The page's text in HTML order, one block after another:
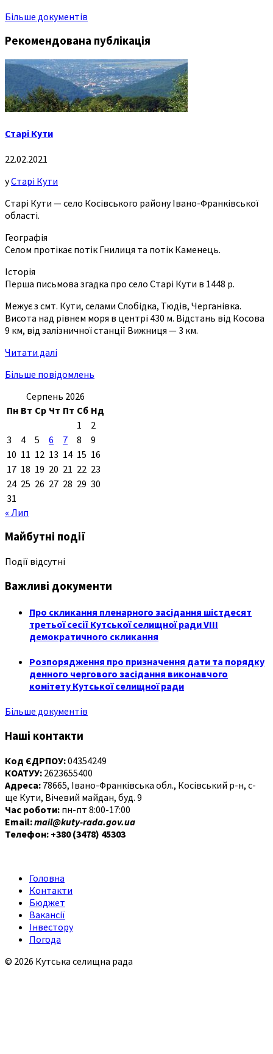
Більше документів
Рекомендована публікація
Старі Кути
22.02.2021
уСтарі Кути
Старі Кути — село Косівського району Івано-Франківської
області.
Географія
Селом протікає потік Гнилиця та потік Каменець.
Історія
Перша письмова згадка про село Старі Кути в 1448 р.
Межує з смт. Кути, селами Слобідка, Тюдів, Черганівка.
Висота над рівнем моря в центрі 430 м. Відстань від Косова
9 км, від залізничної станції Вижниця — 3 км.
Читати далі
Більше повідомлень
Серпень 2026
Пн Вт Ср Чт Пт Сб Нд
1
2
3
4 5 6 7 8
9
10 11 12 13 14 15 16
17 18 19 20 21 22 23
24 25 26 27 28 29 30
31
« Лип
Майбутні події
Події відсутні
Важливі документи
Про скликання пленарного засідання шістдесят
третьої сесії Кутської селищної ради VIII
демократичного скликання
Розпорядження про призначення дати та порядку
денного чергового засідання виконавчого
комітету Кутської селищної ради
Більше документів
Наші контакти
Код ЄДРПОУ:04354249
КОАТУУ: 2623655400
Адреса: 78665, Івано-Франківська обл., Косівський р-н, с-
ще Кути, Вічевий майдан, буд. 9
Час роботи: пн-пт 8:00-17:00
Email:mail@kuty-rada.gov.ua
Телефон: +380 (3478) 45303
Головна
Контакти
Бюджет
Вакансії
Інвестору
Погода
© 2026 Кутська селищна рада